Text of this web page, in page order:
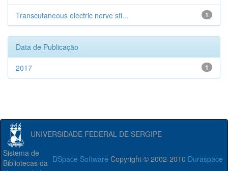
1
Transcutaneous electric nerve sti...
Data de Publicação
1
2017
UNIVERSIDADE FEDERAL DE SERGIPE
DSpace Software Copyright © 2002-2010 Duraspace
Sistema de
Bibliotecas da